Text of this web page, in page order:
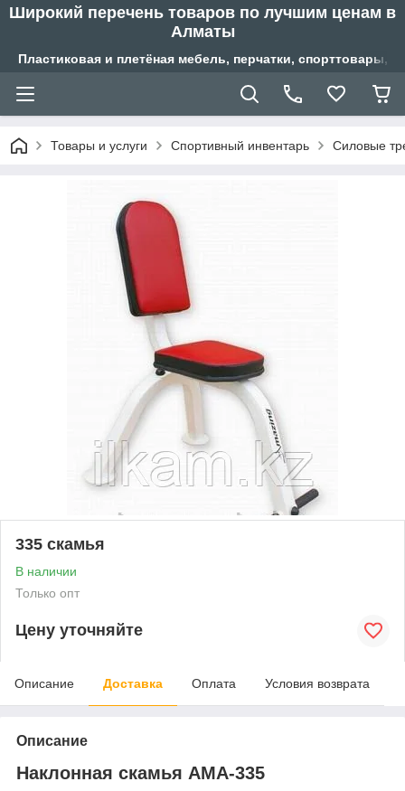
Широкий перечень товаров по лучшим ценам в
Алматы
Пластиковая и плетёная мебель, перчатки,
Товары и услуги Спортивный инвентарь Силовые
335 скамья
В наличии
Только опт
Цену уточняйте
Описание Доставка Оплата Условия возврата
Описание
Наклонная скамья АМА-335